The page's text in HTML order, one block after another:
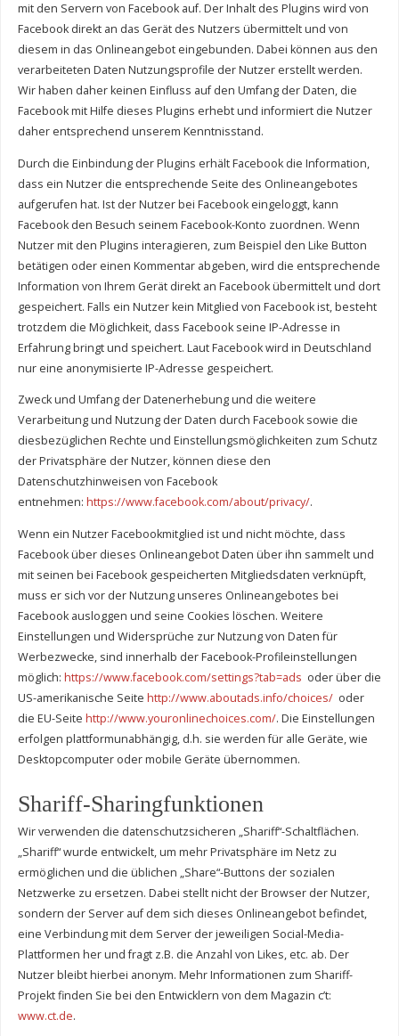
mit den Servern von Facebook auf. Der Inhalt des Plugins wird von
Facebook direkt an das Gerät des Nutzers übermittelt und von
diesem in das Onlineangebot eingebunden. Dabei können aus den
verarbeiteten Daten Nutzungsprofile der Nutzer erstellt werden.
Wir haben daher keinen Einfluss auf den Umfang der Daten, die
Facebook mit Hilfe dieses Plugins erhebt und informiert die Nutzer
daher entsprechend unserem Kenntnisstand.
Durch die Einbindung der Plugins erhält Facebook die Information,
dass ein Nutzer die entsprechende Seite des Onlineangebotes
aufgerufen hat. Ist der Nutzer bei Facebook eingeloggt, kann
Facebook den Besuch seinem Facebook-Konto zuordnen. Wenn
Nutzer mit den Plugins interagieren, zum Beispiel den Like Button
betätigen oder einen Kommentar abgeben, wird die entsprechende
Information von Ihrem Gerät direkt an Facebook übermittelt und dort
gespeichert. Falls ein Nutzer kein Mitglied von Facebook ist, besteht
trotzdem die Möglichkeit, dass Facebook seine IP-Adresse in
Erfahrung bringt und speichert. Laut Facebook wird in Deutschland
nur eine anonymisierte IP-Adresse gespeichert.
Zweck und Umfang der Datenerhebung und die weitere
Verarbeitung und Nutzung der Daten durch Facebook sowie die
diesbezüglichen Rechte und Einstellungsmöglichkeiten zum Schutz
der Privatsphäre der Nutzer, können diese den
Datenschutzhinweisen von Facebook
entnehmen: https://www.facebook.com/about/privacy/.
Wenn ein Nutzer Facebookmitglied ist und nicht möchte, dass
Facebook über dieses Onlineangebot Daten über ihn sammelt und
mit seinen bei Facebook gespeicherten Mitgliedsdaten verknüpft,
muss er sich vor der Nutzung unseres Onlineangebotes bei
Facebook ausloggen und seine Cookies löschen. Weitere
Einstellungen und Widersprüche zur Nutzung von Daten für
Werbezwecke, sind innerhalb der Facebook-Profileinstellungen
möglich: https://www.facebook.com/settings?tab=ads oder über die
US-amerikanische Seite http://www.aboutads.info/choices/oder
die EU-Seite http://www.youronlinechoices.com/. Die Einstellungen
erfolgen plattformunabhängig, d.h. sie werden für alle Geräte, wie
Desktopcomputer oder mobile Geräte übernommen.
Shariff-Sharingfunktionen
Wir verwenden die datenschutzsicheren „Shariff“-Schaltflächen.
„Shariff“ wurde entwickelt, um mehr Privatsphäre im Netz zu
ermöglichen und die üblichen „Share“-Buttons der sozialen
Netzwerke zu ersetzen. Dabei stellt nicht der Browser der Nutzer,
sondern der Server auf dem sich dieses Onlineangebot befindet,
eine Verbindung mit dem Server der jeweiligen Social-Media-
Plattformen her und fragt z.B. die Anzahl von Likes, etc. ab. Der
Nutzer bleibt hierbei anonym. Mehr Informationen zum Shariff-
Projekt finden Sie bei den Entwicklern von dem Magazin c’t:
www.ct.de.